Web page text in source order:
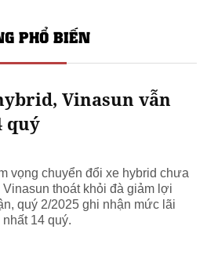
PHỔ BIẾN
Vinasun vẫn
quý
vọng chuyển đổi xe hybrid chưa
Vinasun thoát khỏi đà giảm lợi
quý 2/2025 ghi nhận mức lãi
nhất 14 quý.